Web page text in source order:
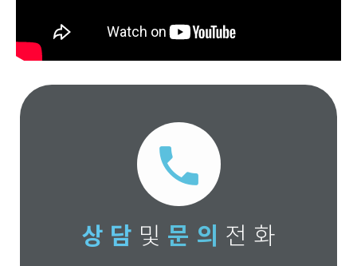
local_phone
상 담 및 문 의 전 화